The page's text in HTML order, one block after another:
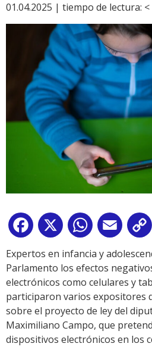
01.04.2025 | tiempo de lectura: <
Facebook
X WhatsApp
Email
Expertos en infancia y
Parlamento los efectos
electrónicos como celulares y
participaron varios expositores
sobre el proyecto de ley del
Maximiliano Campo, que
dispositivos electrónicos en los